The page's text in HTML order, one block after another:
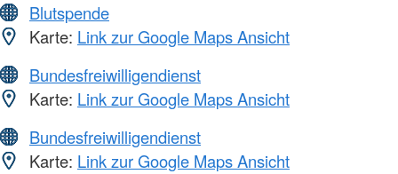
Blutspende
Karte: Link zur Google Maps Ansicht
Bundesfreiwilligendienst
Karte: Link zur Google Maps Ansicht
Bundesfreiwilligendienst
Karte: Link zur Google Maps Ansicht